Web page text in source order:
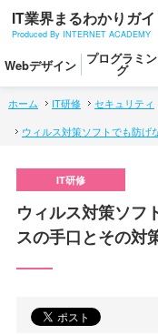
IT業界まるわかりガ
Produced By INTERNET ACADEMY
Webデザイン プログラミン
グ
ホーム IT研修
セキュリティ
ウィルス対策ソフトでも防げ
ウィルス対策ソフ
スの手口とその対